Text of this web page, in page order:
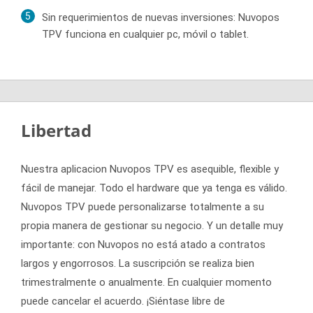
Sin requerimientos de nuevas inversiones: Nuvopos
TPV funciona en cualquier pc, móvil o tablet.
Libertad
Nuestra aplicacion Nuvopos TPV es asequible, flexible y
fácil de manejar. Todo el hardware que ya tenga es válido.
Nuvopos TPV puede personalizarse totalmente a su
propia manera de gestionar su negocio. Y un detalle muy
importante: con Nuvopos no está atado a contratos
largos y engorrosos. La suscripción se realiza bien
trimestralmente o anualmente. En cualquier momento
puede cancelar el acuerdo. ¡Siéntase libre de